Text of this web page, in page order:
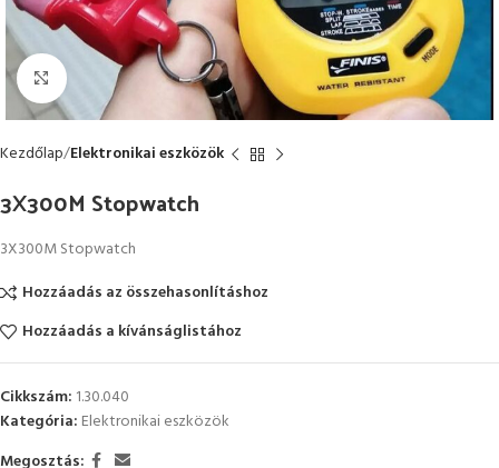
Kattintson a nagyításhoz
Kezdőlap Elektronikai eszközök
3X300M Stopwatch
3X300M Stopwatch
Hozzáadás az összehasonlításhoz
Hozzáadás a kívánságlistához
Cikkszám: 1.30.040
Kategória: Elektronikai eszközök
Megosztás: